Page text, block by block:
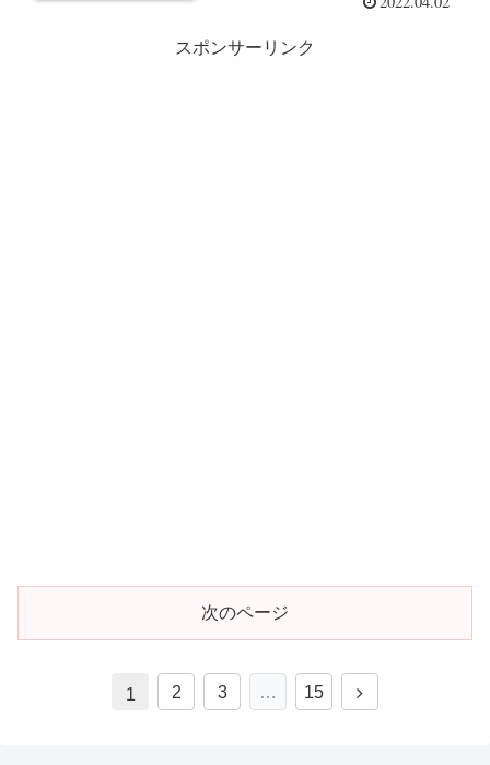
スポンサーリンク
次のページ
1 2 3 … 15
次